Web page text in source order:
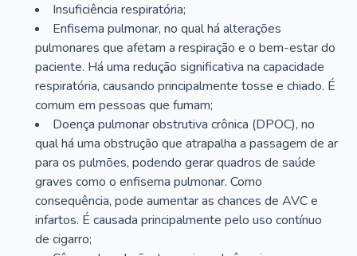
Insuficiência respiratória;
Enfisema pulmonar, no qual há alterações
pulmonares que afetam a respiração e o bem-estar do
paciente. Há uma redução significativa na capacidade
respiratória, causando principalmente tosse e chiado. É
comum em pessoas que fumam;
Doença pulmonar obstrutiva crônica (DPOC), no
qual há uma obstrução que atrapalha a passagem de ar
para os pulmões, podendo gerar quadros de saúde
graves como o enfisema pulmonar. Como
consequência, pode aumentar as chances de AVC e
infartos. É causada principalmente pelo uso contínuo
de cigarro;